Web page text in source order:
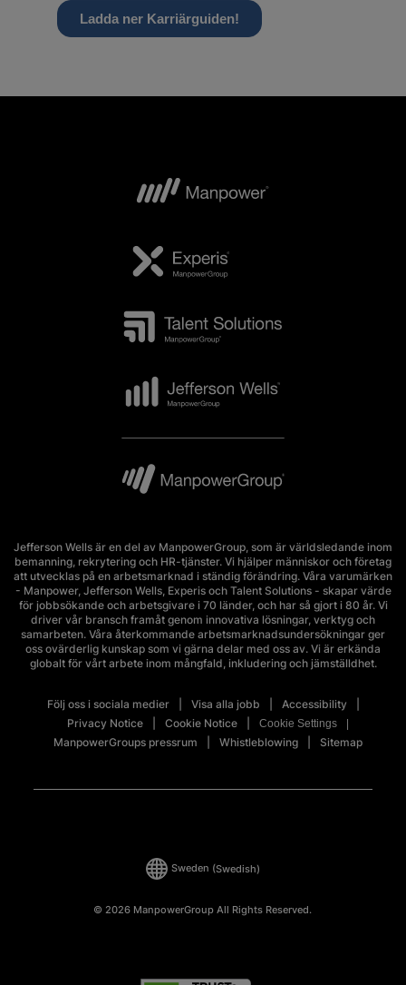
Jefferson Wells är en del av ManpowerGroup, som är världsledande inom
bemanning, rekrytering och HR-tjänster. Vi hjälper människor och företag
att utvecklas på en arbetsmarknad i ständig förändring. Våra varumärken
- Manpower, Jefferson Wells, Experis och Talent Solutions - skapar värde
för jobbsökande och arbetsgivare i 70 länder, och har så gjort i 80 år. Vi
driver vår bransch framåt genom innovativa lösningar, verktyg och
samarbeten. Våra återkommande arbetsmarknadsundersökningar ger
oss ovärderlig kunskap som vi gärna delar med oss av. Vi är erkända
globalt för vårt arbete inom mångfald, inkludering och jämställdhet.
Följ oss i sociala medier Visa alla jobb
Accessibility
Privacy Notice
Cookie Notice Cookie Settings
ManpowerGroups pressrum Whistleblowing Sitemap
© 2026 ManpowerGroup All Rights Reserved.
Sweden (Swedish)